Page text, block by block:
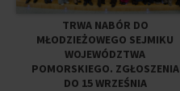
TRWA NABÓR DO
MŁODZIEŻOWEGO SEJMIKU
WOJEWÓDZTWA
POMORSKIEGO. ZGŁOSZENIA
DO 15 WRZEŚNIA